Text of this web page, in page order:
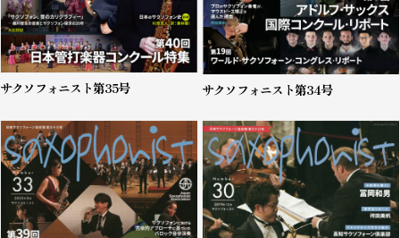
サクソフォニスト第35号 サクソフォニスト第34号